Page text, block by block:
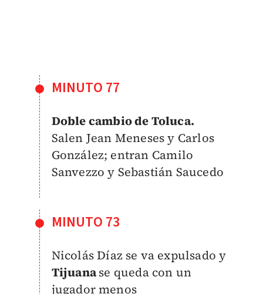
MINUTO 77
Doble cambio de Toluca.
Salen Jean Meneses y Carlos
González; entran Camilo
Sanvezzo y Sebastián Saucedo
MINUTO 73
Nicolás Díaz se va expulsado y
Tijuanase queda con un
jugador menos